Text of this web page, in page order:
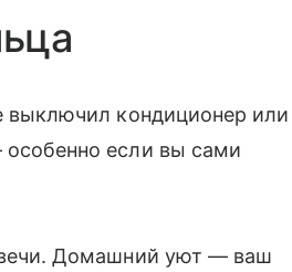
выключил кондиционер или
особенно если вы сами
Домашний уют — ваш